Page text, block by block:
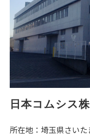
日本コムシス
所在地：埼玉県さいた